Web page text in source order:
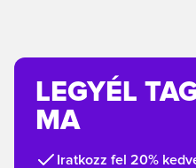
LEGYÉL
MA
Iratkozz fel 20%